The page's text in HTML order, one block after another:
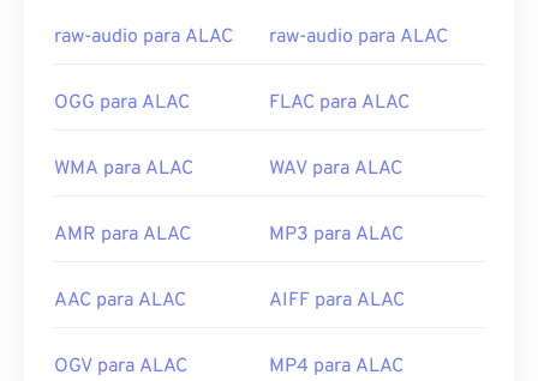
https://en.wikipedia.org/wiki/MPEG-4_Part_14
https://www.loc.gov/preservation/digital/formats/fdd/
raw-audio para ALAC raw-audio para ALAC
OGG para ALAC FLAC para ALAC
WMA para ALAC WAV para ALAC
AMR para ALAC MP3 para ALAC
AAC para ALAC AIFF para ALAC
OGV para ALAC MP4 para ALAC